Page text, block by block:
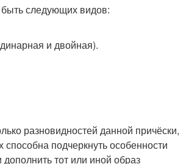
следующих видов:
и двойная).
разновидностей данной причёски,
способна подчеркнуть особенности
дополнить тот или иной образ